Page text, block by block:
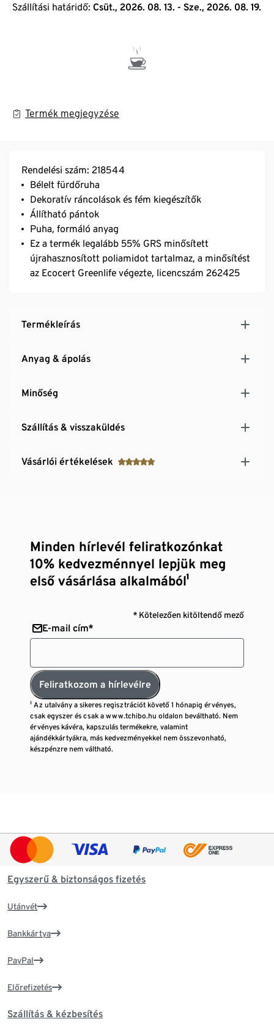
Szállítási határidő: Csüt., 2026. 08. 13. - Sze., 2026. 08. 19.
Termék megjegyzése
Rendelési szám: 218544
Bélelt fürdőruha
Dekoratív ráncolások és fém kiegészítők
Állítható pántok
Puha, formáló anyag
Ez a termék legalább 55% GRS minősített
újrahasznosított poliamidot tartalmaz, a minősítést
az Ecocert Greenlife végezte, licencszám 262425
Termékleírás
Anyag & ápolás
Minőség
Szállítás & visszaküldés
Vásárlói értékelések
Minden hírlevél feliratkozónkat
10% kedvezménnyel lepjük meg
első vásárlása alkalmából¹
* Kötelezően kitöltendő mező
E-mail cím*
Feliratkozom a hírlevélre
¹ Az utalvány a sikeres regisztrációt követő 1 hónapig érvényes,
csak egyszer és csak a www.tchibo.hu oldalon beváltható. Nem
érvényes kávéra, kapszulás termékekre, valamint
ajándékkártyákra, más kedvezményekkel nem összevonható,
készpénzre nem váltható.
Egyszerű & biztonságos fizetés
Utánvét
Bankkártya
PayPal
Előrefizetés
Szállítás & kézbesítés